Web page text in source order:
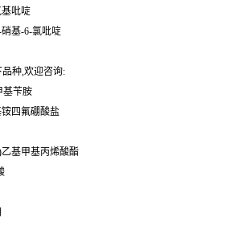
基吡啶
硝基-6-氯吡啶
种,欢迎咨询:
基苄胺
铵四氟硼酸盐
乙基甲基丙烯酸酯